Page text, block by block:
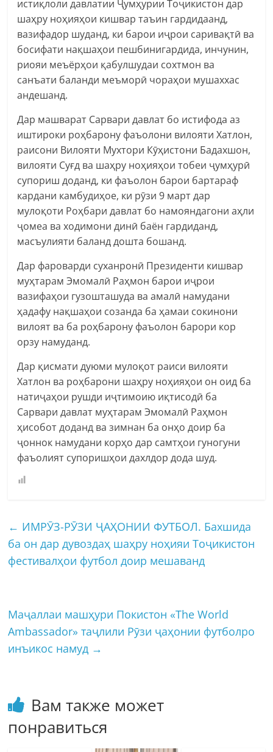
истиқлоли давлатии Ҷумҳурии Тоҷикистон дар
шаҳру ноҳияҳои кишвар таъин гардидаанд,
вазифадор шуданд, ки барои иҷрои саривақтӣ ва
босифати нақшаҳои пешбинигардида, инчунин,
риояи меъёрҳои қабулшудаи сохтмон ва
санъати баланди меъморӣ чораҳои мушаххас
андешанд.
Дар машварат Сарвари давлат бо истифода аз
иштироки роҳбарону фаъолони вилояти Хатлон,
раисони Вилояти Мухтори Кӯҳистони Бадахшон,
вилояти Суғд ва шаҳру ноҳияҳои тобеи ҷумҳурӣ
супориш доданд, ки фаъолон барои бартараф
кардани камбудиҳое, ки рӯзи 9 март дар
мулоқоти Роҳбари давлат бо намояндагони аҳли
ҷомеа ва ходимони динӣ баён гардиданд,
масъулияти баланд дошта бошанд.
Дар фароварди суханронӣ Президенти кишвар
муҳтарам Эмомалӣ Раҳмон барои иҷрои
вазифаҳои гузошташуда ва амалӣ намудани
ҳадафу нақшаҳои созанда ба ҳамаи сокинони
вилоят ва ба роҳбарону фаъолон барори кор
орзу намуданд.
Дар қисмати дуюми мулоқот раиси вилояти
Хатлон ва роҳбарони шаҳру ноҳияҳои он оид ба
натиҷаҳои рушди иҷтимоию иқтисодӣ ба
Сарвари давлат муҳтарам Эмомалӣ Раҳмон
ҳисобот доданд ва зимнан ба онҳо доир ба
ҷоннок намудани корҳо дар самтҳои гуногуни
фаъолият супоришҳои дахлдор дода шуд.
← ИМРӮЗ-РӮЗИ ҶАҲОНИИ ФУТБОЛ. Бахшида
ба он дар дувоздаҳ шаҳру ноҳияи Тоҷикистон
фестивалҳои футбол доир мешаванд
Маҷаллаи машҳури Покистон «The World
Ambassador» таҷлили Рӯзи ҷаҳонии футболро
инъикос намуд →
Вам также может
понравиться